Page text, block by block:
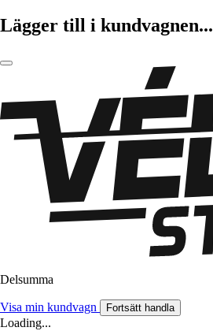
Lägger till i kundvagnen...
Delsumma
Visa min kundvagn Fortsätt handla
Loading...